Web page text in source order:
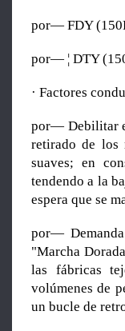
por— FDY
por— ¦ DTY
· Factores
por— Debilitar
retirado de los
suaves; en
tendendo a la
espera que se
por—
"Marcha
las fábricas
volúmenes de
un bucle de